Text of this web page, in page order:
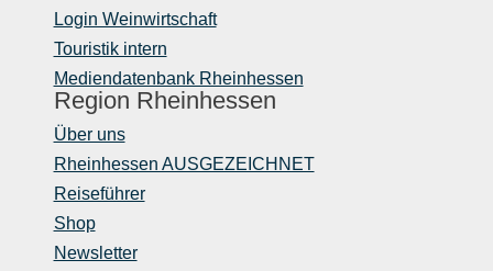
Login Weinwirtschaft
Touristik intern
Mediendatenbank Rheinhessen
Region Rheinhessen
Über uns
Rheinhessen AUSGEZEICHNET
Reiseführer
Shop
Newsletter